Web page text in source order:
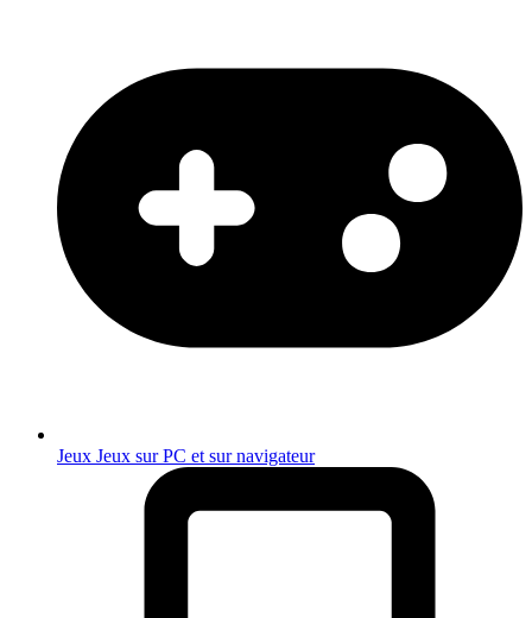
Jeux Jeux sur PC et sur navigateur